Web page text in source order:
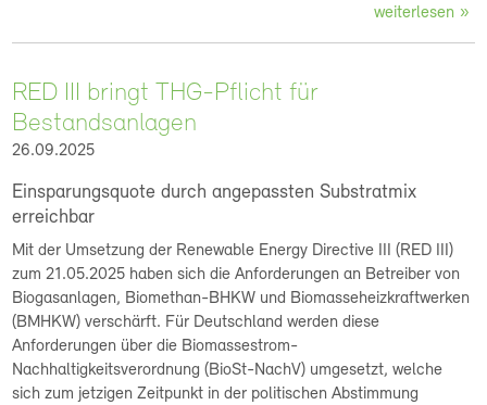
weiterlesen
RED III bringt THG-Pflicht für
Bestandsanlagen
26.09.2025
Einsparungsquote durch angepassten Substratmix
erreichbar
Mit der Umsetzung der Renewable Energy Directive III (RED III)
zum 21.05.2025 haben sich die Anforderungen an Betreiber von
Biogasanlagen, Biomethan-BHKW und Biomasseheizkraftwerken
(BMHKW) verschärft. Für Deutschland werden diese
Anforderungen über die Biomassestrom-
Nachhaltigkeitsverordnung (BioSt-NachV) umgesetzt, welche
sich zum jetzigen Zeitpunkt in der politischen Abstimmung